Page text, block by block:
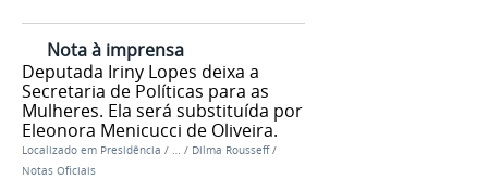
Nota à imprensa
Deputada Iriny Lopes deixa a
Secretaria de Políticas para as
Mulheres. Ela será substituída por
Eleonora Menicucci de Oliveira.
Localizado em Presidência / / Dilma Rousseff /
Notas Oficiais